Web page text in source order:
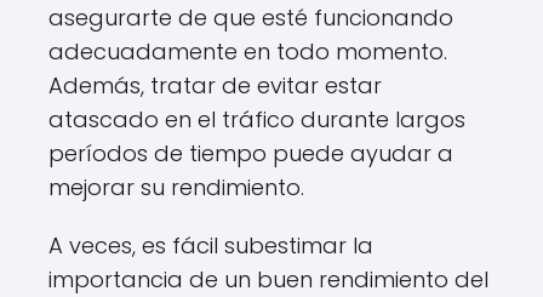
asegurarte de que esté funcionando
adecuadamente en todo momento.
Además, tratar de evitar estar
atascado en el tráfico durante largos
períodos de tiempo puede ayudar a
mejorar su rendimiento.
A veces, es fácil subestimar la
importancia de un buen rendimiento del